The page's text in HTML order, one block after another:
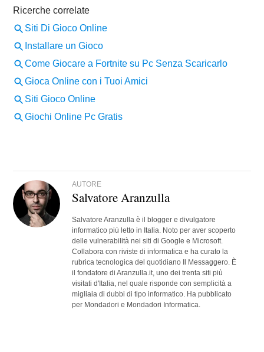
AUTORE
Salvatore Aranzulla
Salvatore Aranzulla è il blogger e divulgatore
informatico più letto in Italia. Noto per aver scoperto
delle vulnerabilità nei siti di Google e Microsoft.
Collabora con riviste di informatica e ha curato la
rubrica tecnologica del quotidiano Il Messaggero. È
il fondatore di Aranzulla.it, uno dei trenta siti più
visitati d'Italia, nel quale risponde con semplicità a
migliaia di dubbi di tipo informatico. Ha pubblicato
per Mondadori e Mondadori Informatica.